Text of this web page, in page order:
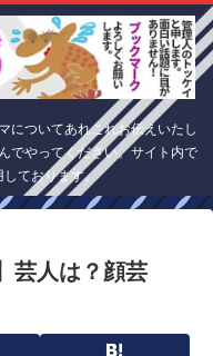
についてあれこれお伝えいたし
でやってください。サイト内で
しております。
芸人は？顔芸